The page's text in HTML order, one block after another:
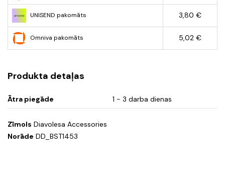
UNISEND pakomāts 3,80 €
Omniva pakomāts 5,02 €
Produkta detaļas
Ātra piegāde 1 - 3 darba dienas
Zīmols Diavolesa Accessories
Norāde DD_BST1453